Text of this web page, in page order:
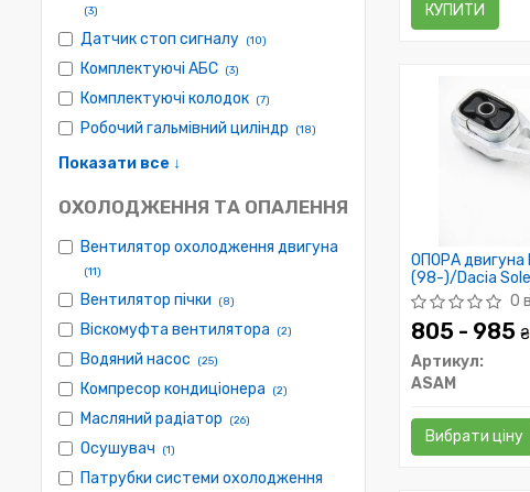
(3)
Датчик стоп сигналу (10)
Комплектуючі АБС (3)
Комплектуючі колодок (7)
Робочий гальмівний циліндр (18)
Показати все ↓
ОХОЛОДЖЕННЯ ТА ОПАЛЕННЯ
Вентилятор охолодження двигуна
(11)
Вентилятор пічки (8)
Віскомуфта вентилятора (2)
Водяний насос (25)
Компресор кондиціонера (2)
Масляний радіатор (26)
Осушувач (1)
Патрубки системи охолодження
КУПИТИ
ОПОРА двигуна
(98-)/Dacia
1.9D (30272) 0
805 - 985 ₴
Артикул:
ASAM
Вибрати ціну